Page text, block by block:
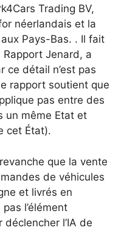
Trading BV,
néerlandais et la
Pays-Bas. . Il fait
Jenard, a
ce détail n’est pas
rapport soutient que
pas entre des
un même Etat et
cet État).
que la vente
de véhicules
et livrés en
l’élément
l’IA de